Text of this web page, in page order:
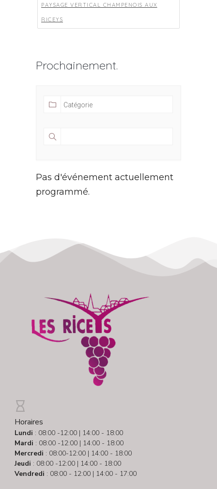
PAYSAGE VERTICAL CHAMPENOIS AUX
RICEYS
Prochainement.
Pas d'événement actuellement
programmé.
Horaires
Lundi : 08:00 -12:00 | 14:00 - 18:00
Mardi : 08:00 -12:00 | 14:00 - 18:00
Mercredi : 08:00-12:00 | 14:00 - 18:00
Jeudi : 08:00 -12:00 | 14:00 - 18:00
Vendredi : 08:00 - 12:00 | 14:00 - 17:00